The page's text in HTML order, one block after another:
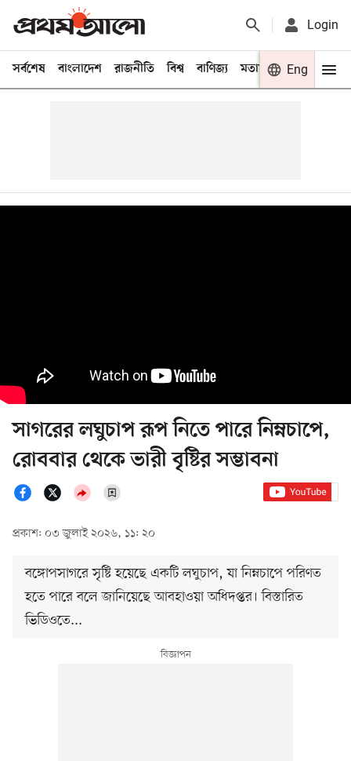
Login
সর্বশেষ বাংলাদেশ রাজনীতি বিশ্ব বাণিজ্য মতামত খেলা
Eng
সাগরের লঘুচাপ রূপ নিতে পারে নিম্নচাপে,
রোববার থেকে ভারী বৃষ্টির সম্ভাবনা
প্রকাশ: ০৩ জুলাই ২০২৬, ১১: ২০
বঙ্গোপসাগরে সৃষ্টি হয়েছে একটি লঘুচাপ, যা নিম্নচাপে পরিণত
হতে পারে বলে জানিয়েছে আবহাওয়া অধিদপ্তর। বিস্তারিত
ভিডিওতে...